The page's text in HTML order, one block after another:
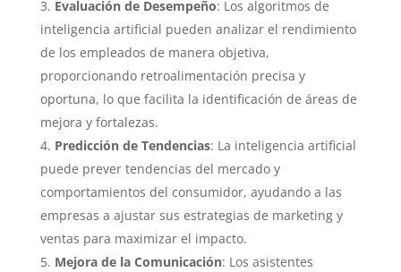
Evaluación de Desempeño: Los algoritmos de
inteligencia artificial pueden analizar el rendimiento
de los empleados de manera objetiva,
proporcionando retroalimentación precisa y
oportuna, lo que facilita la identificación de áreas de
mejora y fortalezas.
Predicción de Tendencias: La inteligencia artificial
puede prever tendencias del mercado y
comportamientos del consumidor, ayudando a las
empresas a ajustar sus estrategias de marketing y
ventas para maximizar el impacto.
Mejora de la Comunicación: Los asistentes